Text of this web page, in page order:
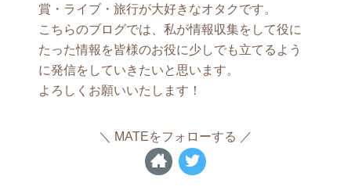
賞・ライブ・旅行が大好きなオタクです。
こちらのブログでは、私が情報収集をして役に
たった情報を皆様のお役に少しでも立てるよう
に発信をしていきたいと思います。
よろしくお願いいたします！
MATEをフォローする